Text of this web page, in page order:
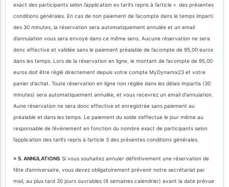
exact des participants selon l’application es tarifs repris à l’article « des présentes
conditions générales. En cas de non paiement de l’acompte dans le temps imparti
des 30 minutes, la réservation sera automatiquement annulée et un email
d’annulation vous sera envoyé dans ce même sens. Aucune réservation ne sera
donc effective et validée sans le paiement préalable de l’acompte de 95,00 euros
dans les temps. Lors de la réservation en ligne, le montant de l’acompte de 95,00
euros doit être réglé directement depuis votre compte MyDynamix23 et votre
panier d'achat. Toute réservation en ligne non réglée dans les délais impartis (30
minutes) sera automatiquement annulée, et vous recevrez un email d'annulation.
Aune réservation ne sera donc effective et enregistrée sans paiement au
préalable et dans les temps. Le paiement du solde s’effectue le jour même au
responsable de l’évènement en fonction du nombre exact de participants selon
l’application des tarifs repris à l’article 3 des présentes conditions générales.
> 5. ANNULATIONS Si vous souhaitez annuler définitivement une réservation de
fête d’anniversaire, vous devez obligatoirement prévenir notre secrétariat par
mail, au plus tard 30 jours ouvrables (6 semaines calendrier) avant la date prévue